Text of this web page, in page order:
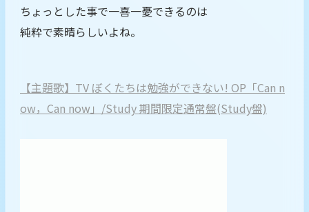
ちょっとした事で一喜一憂できるのは
純粋で素晴らしいよね。
【主題歌】TV ぼくたちは勉強ができない! OP「Can n
ow，Can now」/Study 期間限定通常盤(Study盤)